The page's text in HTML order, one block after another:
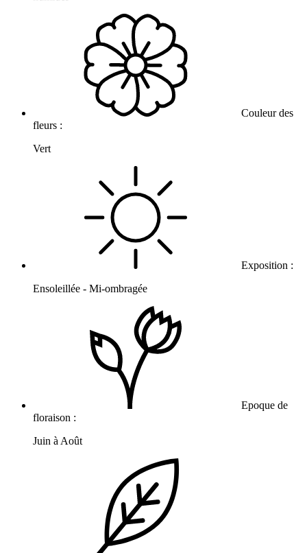
Couleur des
fleurs :
Vert
Exposition :
Ensoleillée - Mi-ombragée
Epoque de
floraison :
Juin à Août